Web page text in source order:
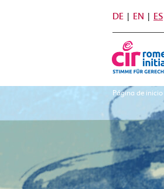
DE EN ES
Página de inicio